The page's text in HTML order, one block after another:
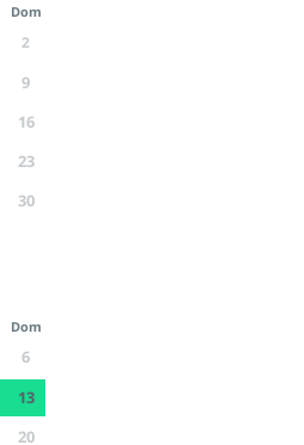
Dom
2
9
16
23
30
Dom
6
13
20